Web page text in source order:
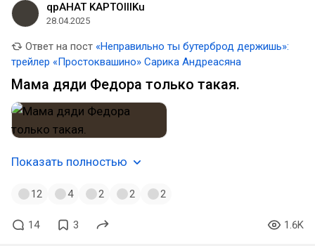
qpAHAT KAPTOIIIKu
28.04.2025
Ответ на пост «Неправильно ты бутерброд держишь»:
трейлер «Простоквашино» Сарика Андреасяна
Мама дяди Федора только такая.
Показать полностью
12 4 2 2 2
14 3 1.6K